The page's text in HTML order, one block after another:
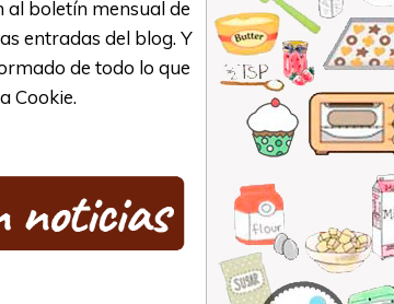
al boletín mensual de
entradas del blog. Y
de todo lo que
Cookie.